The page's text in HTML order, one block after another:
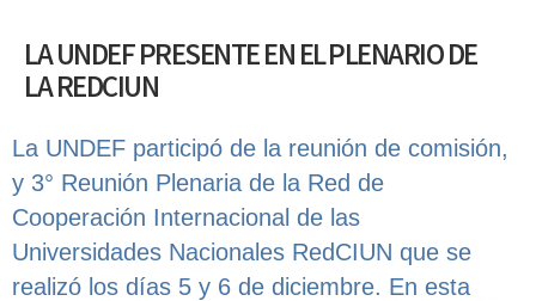
LA UNDEF PRESENTE EN EL PLENARIO DE
LA REDCIUN
La UNDEF participó de la reunión de comisión,
y 3° Reunión Plenaria de la Red de
Cooperación Internacional de las
Universidades Nacionales RedCIUN que se
realizó los días 5 y 6 de diciembre. En esta